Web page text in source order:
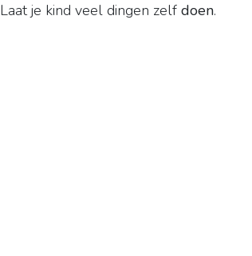
Laat je kind veel dingen zelf doen.